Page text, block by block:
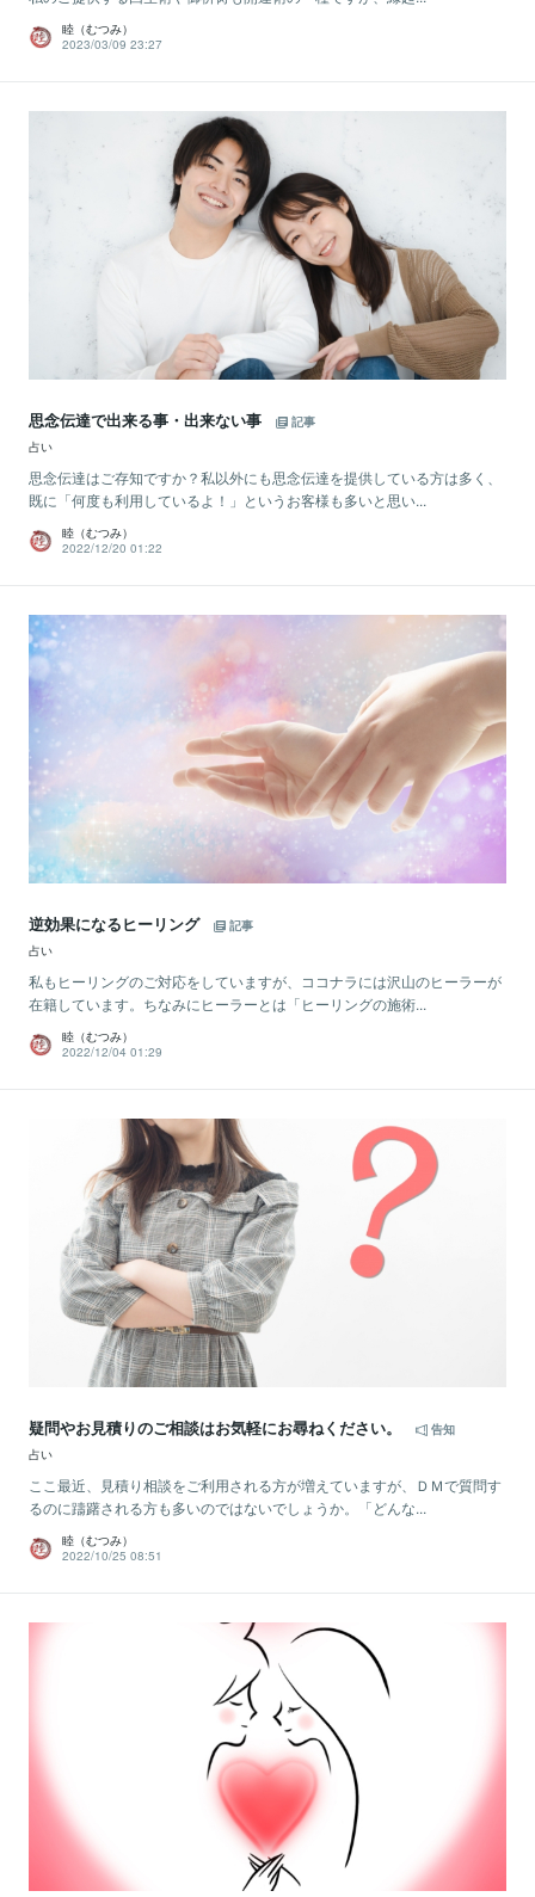
睦（むつみ）
2023/03/09 23:27
思念伝達で出来る事・出来ない事
記事
占い
思念伝達はご存知ですか？私以外にも思念伝達を提供している方は多く、
既に「何度も利用しているよ！」というお客様も多いと思い...
睦（むつみ）
2022/12/20 01:22
逆効果になるヒーリング
記事
占い
私もヒーリングのご対応をしていますが、ココナラには沢山のヒーラーが
在籍しています。ちなみにヒーラーとは「ヒーリングの施術...
睦（むつみ）
2022/12/04 01:29
疑問やお見積りのご相談はお気軽にお尋ねください。
告知
占い
ここ最近、見積り相談をご利用される方が増えていますが、ＤＭで質問す
るのに躊躇される方も多いのではないでしょうか。「どんな...
睦（むつみ）
2022/10/25 08:51